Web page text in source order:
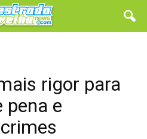
rigor para
pena e